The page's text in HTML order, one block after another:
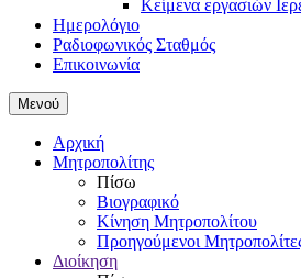
Κείμενα εργασιών
Ημερολόγιο
Ραδιοφωνικός Σταθμός
Επικοινωνία
Μενού
Αρχική
Μητροπολίτης
Πίσω
Βιογραφικό
Κίνηση Μητροπολίτου
Προηγούμενοι
Διοίκηση